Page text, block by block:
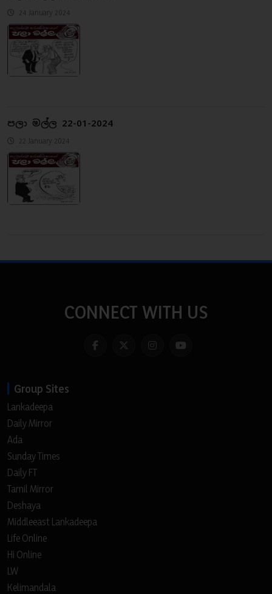
24 January 2024
පලා මල්ල 22-01-2024
22 January 2024
CONNECT WITH US
Group Sites
Lankadeepa
Daily Mirror
Ada
Sunday Times
Daily FT
Tamil Mirror
Deshaya
Middleeast Lankadeepa
Life Online
Hi Online
LW
Kelimandala